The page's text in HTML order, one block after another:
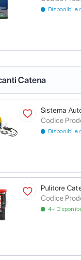
Disponibile
Catena
Sistema
Codice
Disponibile
Pulitore
Codice
4+